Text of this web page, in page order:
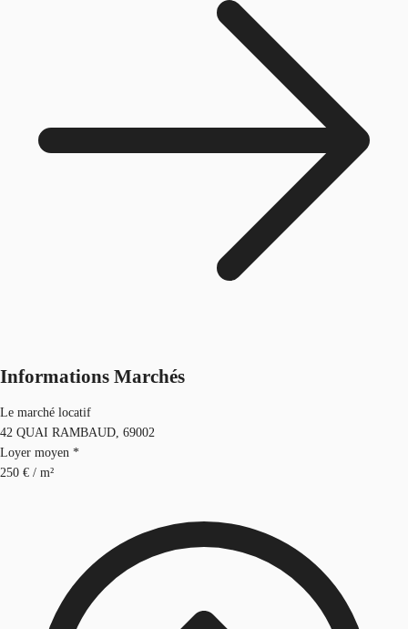
Informations Marchés
Le marché locatif
42 QUAI RAMBAUD, 69002
Loyer moyen *
250 € / m²